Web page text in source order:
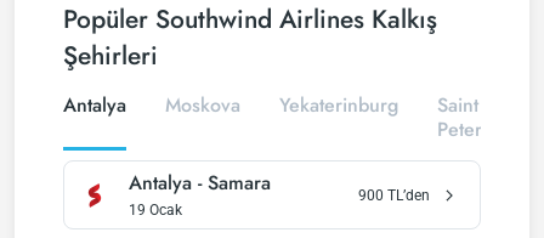
Popüler Southwind Airlines Kalkış
Şehirleri
Antalya Moskova Yekaterinburg
Saint
Petersburg
Antalya -Samara
19 Ocak
900 TL’den